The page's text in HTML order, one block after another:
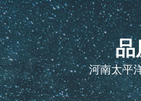
品
河南太平